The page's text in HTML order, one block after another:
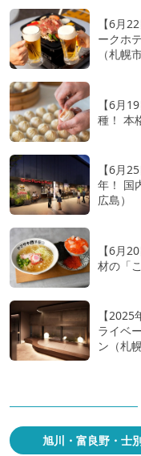
【6月
ークホ
（札幌市
【6月
種！ 本
【6月
年！ 国
広島）
【6月
材の「
【
ライベ
ン（札
旭川・富良野・士